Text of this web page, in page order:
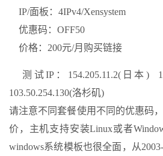
IP/面板：4IPv4/Xensystem
优惠码：OFF50
价格：200元/月购买链接
测试IP：154.205.11.2(日本)
103.50.254.130(洛杉矶)
请注意不同套餐使用不同的优惠码
价，主机支持安装Linux或者
windows系统模板也很全面，从